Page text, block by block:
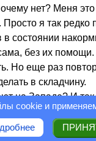
нет? Меня
Просто я так
в состоянии
без их
Но еще раз
в складчину.
на Западе? И
бывать на
в potluck (
cookie и